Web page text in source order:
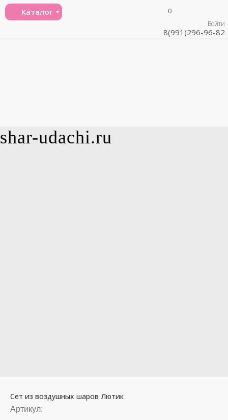
Каталог
Войти
0
8(991)296-96-82
shar-udachi.ru
Сет из воздушных шаров Лютик
Артикул: